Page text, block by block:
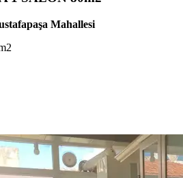
Mahallesi